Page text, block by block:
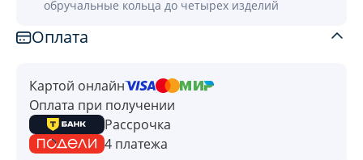
обручальные кольца до четырех изделий
Оплата
Картой онлайн
Оплата при получении
Рассрочка
4 платежа